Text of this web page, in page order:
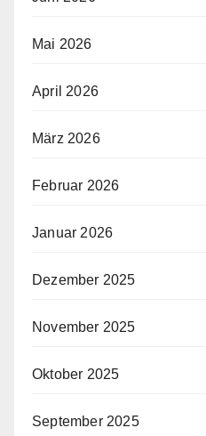
Mai 2026
April 2026
März 2026
Februar 2026
Januar 2026
Dezember 2025
November 2025
Oktober 2025
September 2025